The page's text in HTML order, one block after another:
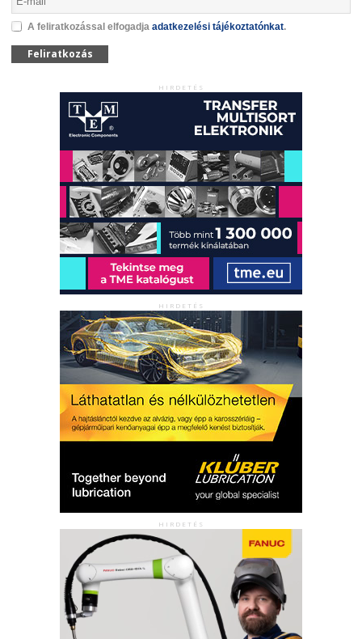
A feliratkozással elfogadja adatkezelési tájékoztatónkat.
Feliratkozás
HIRDETÉS
HIRDETÉS
HIRDETÉS